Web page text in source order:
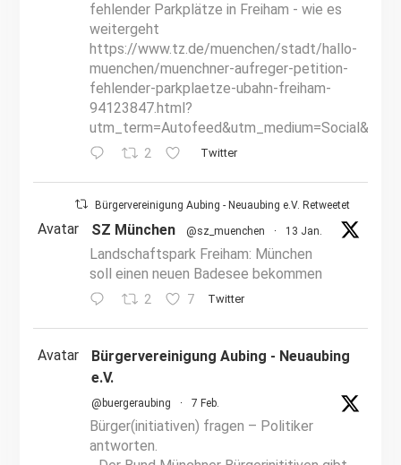
fehlender Parkplätze in Freiham - wie es
weitergeht
https://www.tz.de/muenchen/stadt/hallo-
muenchen/muenchner-aufreger-petition-
fehlender-parkplaetze-ubahn-freiham-
94123847.html?
2 Twitter
Bürgervereinigung Aubing - Neuaubing e.V. Retweetet
Avatar SZ München @sz_muenchen · 13 Jan.
Landschaftspark Freiham: München
soll einen neuen Badesee bekommen
2 7 Twitter
Avatar
Bürgervereinigung Aubing - Neuaubing
e.V.
@buergeraubing · 7 Feb.
Bürger(initiativen) fragen – Politiker
antworten.